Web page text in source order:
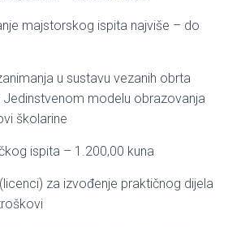
majstorskog ispita najviše – do
u sustavu vezanih obrta
modelu obrazovanja
školarine
ispita – 1.200,00 kuna
za izvođenje praktičnog dijela